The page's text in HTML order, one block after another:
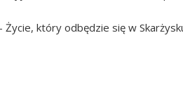
Życie, który odbędzie się w